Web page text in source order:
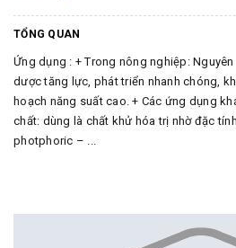
TỔNG QUAN
Ứng dụng : + Trong nông nghiệp:
dược tăng lực, phát triển nhanh chóng,
hoạch năng suất cao. + Các ứng dụng
chất: dùng là chất khử hóa trị nhờ đặc
photphoric – ...